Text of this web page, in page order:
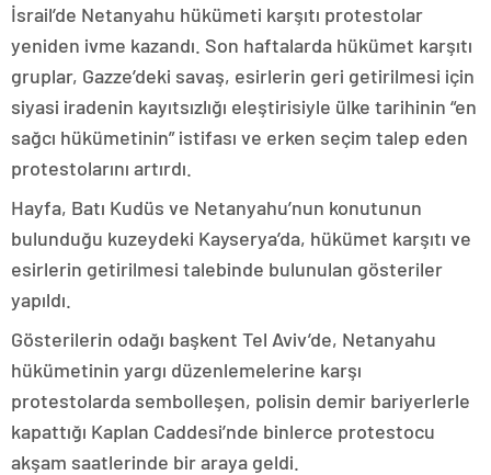
İsrail’de Netanyahu hükümeti karşıtı protestolar
yeniden ivme kazandı. Son haftalarda hükümet karşıtı
gruplar, Gazze’deki savaş, esirlerin geri getirilmesi için
siyasi iradenin kayıtsızlığı eleştirisiyle ülke tarihinin “en
sağcı hükümetinin” istifası ve erken seçim talep eden
protestolarını artırdı.
Hayfa, Batı Kudüs ve Netanyahu’nun konutunun
bulunduğu kuzeydeki Kayserya’da, hükümet karşıtı ve
esirlerin getirilmesi talebinde bulunulan gösteriler
yapıldı.
Gösterilerin odağı başkent Tel Aviv’de, Netanyahu
hükümetinin yargı düzenlemelerine karşı
protestolarda sembolleşen, polisin demir bariyerlerle
kapattığı Kaplan Caddesi’nde binlerce protestocu
akşam saatlerinde bir araya geldi.